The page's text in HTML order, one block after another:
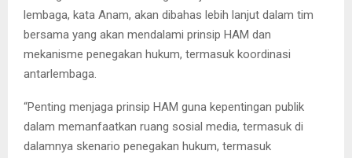
lembaga, kata Anam, akan dibahas lebih lanjut dalam tim
bersama yang akan mendalami prinsip HAM dan
mekanisme penegakan hukum, termasuk koordinasi
antarlembaga.
“Penting menjaga prinsip HAM guna kepentingan publik
dalam memanfaatkan ruang sosial media, termasuk di
dalamnya skenario penegakan hukum, termasuk